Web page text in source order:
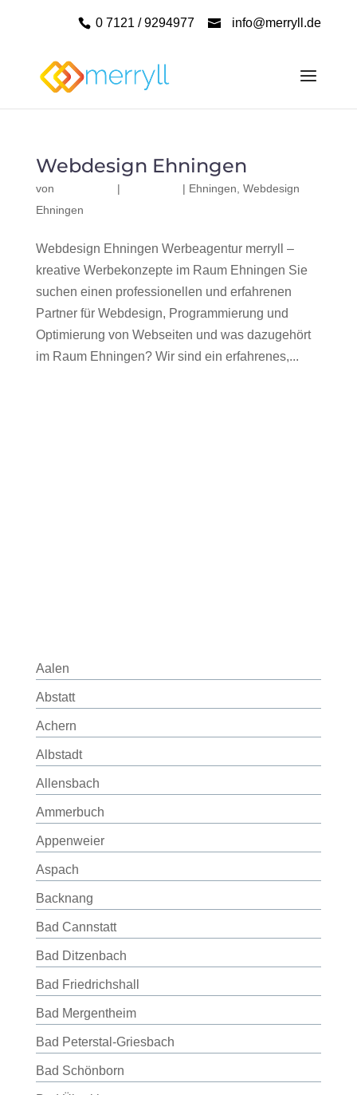
0 7121 / 9294977 info@merryll.de
Webdesign Ehningen
von | | Ehningen Webdesign
Ehningen
Webdesign Ehningen Werbeagentur merryll –
kreative Werbekonzepte im Raum Ehningen Sie
suchen einen professionellen und erfahrenen
Partner für Webdesign, Programmierung und
Optimierung von Webseiten und was dazugehört
im Raum Ehningen? Wir sind ein erfahrenes,...
Aalen
Abstatt
Achern
Albstadt
Allensbach
Ammerbuch
Appenweier
Aspach
Backnang
Bad Cannstatt
Bad Ditzenbach
Bad Friedrichshall
Bad Mergentheim
Bad Peterstal-Griesbach
Bad Schönborn